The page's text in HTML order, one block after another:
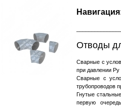
Отводы
Сварные с
при давлении
Сварные с
трубопроводов
Гнутые
первую